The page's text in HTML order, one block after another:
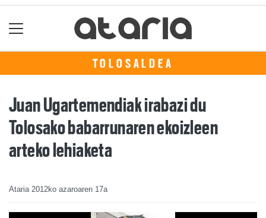
TOLOSALDEA
Juan Ugartemendiak irabazi du
Tolosako babarrunaren ekoizleen
arteko lehiaketa
Ataria 2012ko azaroaren 17a